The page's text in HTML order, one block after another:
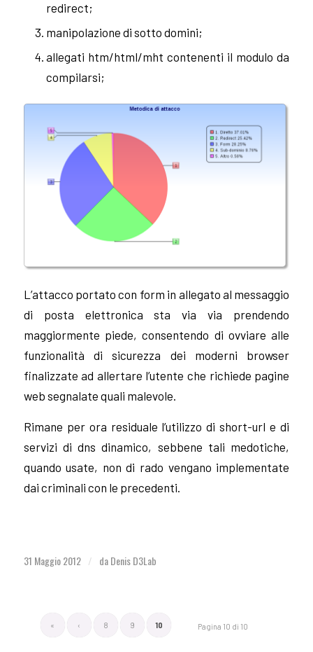
redirect;
manipolazione di sotto domini;
allegati htm/html/mht contenenti il modulo da
compilarsi;
L’attacco portato con form in allegato al messaggio
di posta elettronica sta via via prendendo
maggiormente piede, consentendo di ovviare alle
funzionalità di sicurezza dei moderni browser
finalizzate ad allertare l’utente che richiede pagine
web segnalate quali malevole.
Rimane per ora residuale l’utilizzo di short-url e di
servizi di dns dinamico, sebbene tali medotiche,
quando usate, non di rado vengano implementate
dai criminali con le precedenti.
31 Maggio 2012 / daDenis D3Lab
Pagina 10 di 10
« ‹ 8 9 10